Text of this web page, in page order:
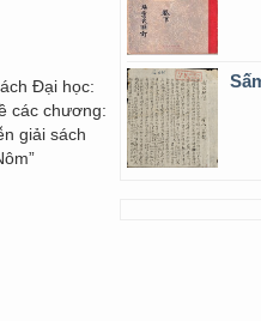
Đại học:
các chương:
giải sách